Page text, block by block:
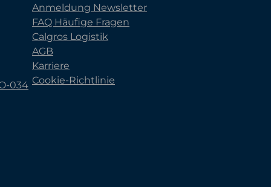
034
Anmeldung Newsletter
FAQ Häufige Fragen
Calgros Logistik
AGB
Karriere
Cookie-Richtlinie